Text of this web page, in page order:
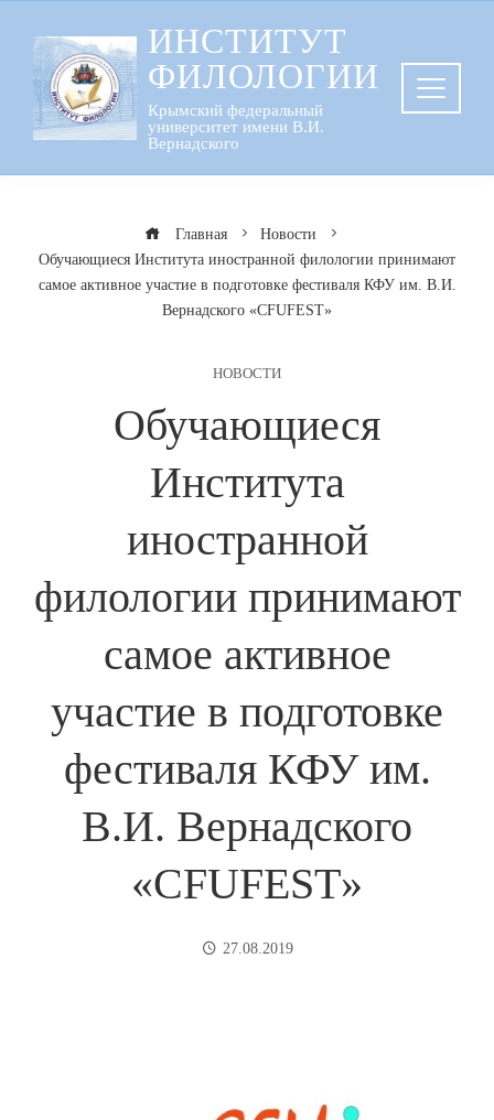
содержанию
ИНСТИТУТ
ФИЛОЛОГИИ
Крымский федеральный
университет имени В.И.
Вернадского
Главная
Новости
Обучающиеся Института иностранной филологии принимают
самое активное участие в подготовке фестиваля КФУ им. В.И.
Вернадского «CFUFEST»
НОВОСТИ
Обучающиеся
Института
иностранной
филологии принимают
самое активное
участие в подготовке
фестиваля КФУ им.
В.И. Вернадского
«CFUFEST»
27.08.2019